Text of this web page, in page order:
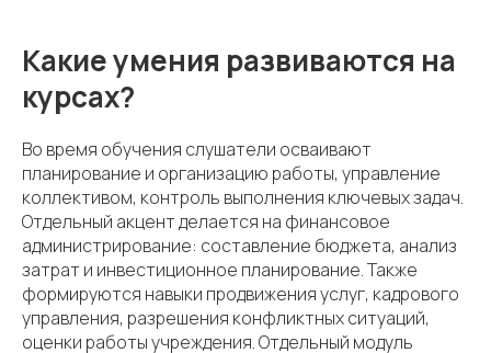
Какие умения развиваются на
курсах?
Во время обучения слушатели осваивают
планирование и организацию работы, управление
коллективом, контроль выполнения ключевых задач.
Отдельный акцент делается на финансовое
администрирование: составление бюджета, анализ
затрат и инвестиционное планирование. Также
формируются навыки продвижения услуг, кадрового
управления, разрешения конфликтных ситуаций,
оценки работы учреждения. Отдельный модуль